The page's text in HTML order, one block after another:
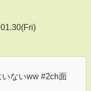
ないww #2ch面